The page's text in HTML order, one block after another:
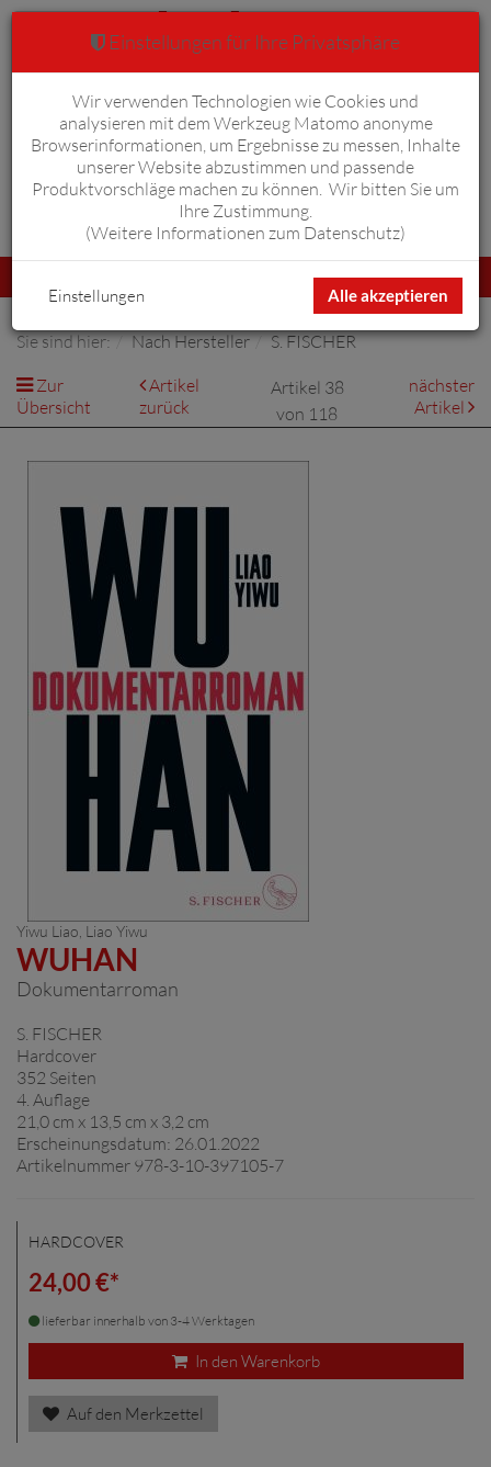
Anmelden Warenkorb 0
umschalten
Sie sind hier: Nach Hersteller
S. FISCHER
Zur
Übersicht
Artikel
zurück
Artikel 38
von 118
nächster
Artikel
Yiwu Liao, Liao Yiwu
WUHAN
Dokumentarroman
S. FISCHER
Hardcover
352 Seiten
4. Auflage
21,0 cm x 13,5 cm x 3,2 cm
Erscheinungsdatum: 26.01.2022
Artikelnummer 978-3-10-397105-7
HARDCOVER
24,00 €*
lieferbar innerhalb von 3-4 Werktagen
In den Warenkorb
Auf den Merkzettel
Einstellungen für Ihre Privatsphäre
Wir verwenden Technologien wie Cookies und
analysieren mit dem Werkzeug Matomo anonyme
Browserinformationen, um Ergebnisse zu messen, Inhalte
unserer Website abzustimmen und passende
Produktvorschläge machen zu können. Wir bitten Sie um
Ihre Zustimmung.
(Weitere Informationen zum Datenschutz)
Alle akzeptieren
Einstellungen